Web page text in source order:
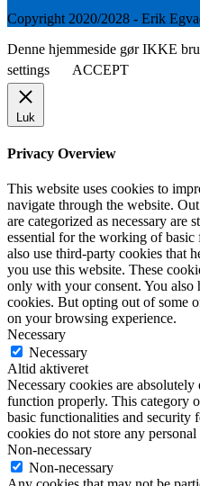
Copyright 2020/2028 - Erik
Denne hjemmeside gør IKKE
settings
ACCEPT
Luk
Privacy Overview
This website uses cookies to
navigate through the website.
are categorized as necessary are
essential for the working of
also use third-party cookies that
you use this website. These
only with your consent. You also
cookies. But opting out of some
on your browsing experience.
Necessary
Necessary
Altid aktiveret
Necessary cookies are
function properly. This category
basic functionalities and security
cookies do not store any
Non-necessary
Non-necessary